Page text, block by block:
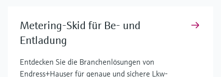
Metering-Skid für Be- und
Entladung
Entdecken Sie die Branchenlösungen von
Endress+Hauser für genaue und sichere Lkw-